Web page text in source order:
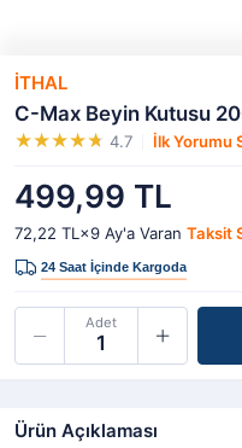
İTHAL
C-Max Beyin Kutusu
4.7 İlk Yorumu
499,99 TL
72,22 TL×9 Ay'a Varan Taksit
Adet
Ürün Açıklaması